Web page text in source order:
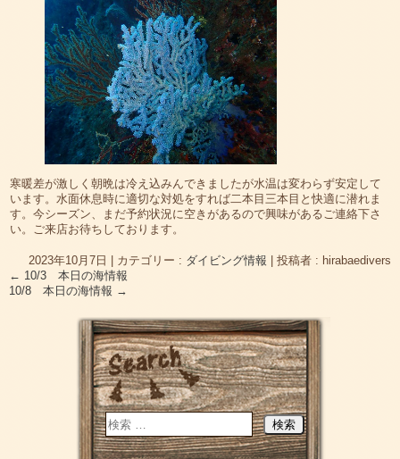
寒暖差が激しく朝晩は冷え込みんできましたが水温は変わらず安定して
います。水面休息時に適切な対処をすれば二本目三本目と快適に潜れま
す。今シーズン、まだ予約状況に空きがあるので興味があるご連絡下さ
い。ご来店お待ちしております。
2023年10月7日 カテゴリー : ダイビング情報
投稿者 : hirabaedivers
← 10/3 本日の海情報
10/8 本日の海情報 →